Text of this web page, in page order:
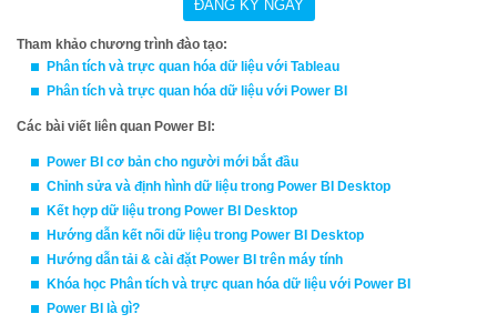
Tham khảo chương trình đào tạo:
Phân tích và trực quan hóa dữ liệu với Tableau
Phân tích và trực quan hóa dữ liệu với Power BI
Các bài viết liên quan Power BI:
Power BI cơ bản cho người mới bắt đầu
Chỉnh sửa và định hình dữ liệu trong Power BI Desktop
Kết hợp dữ liệu trong Power BI Desktop
Hướng dẫn kết nối dữ liệu trong Power BI Desktop
Hướng dẫn tải & cài đặt Power BI trên máy tính
Khóa học Phân tích và trực quan hóa dữ liệu với Power BI
Power BI là gì?